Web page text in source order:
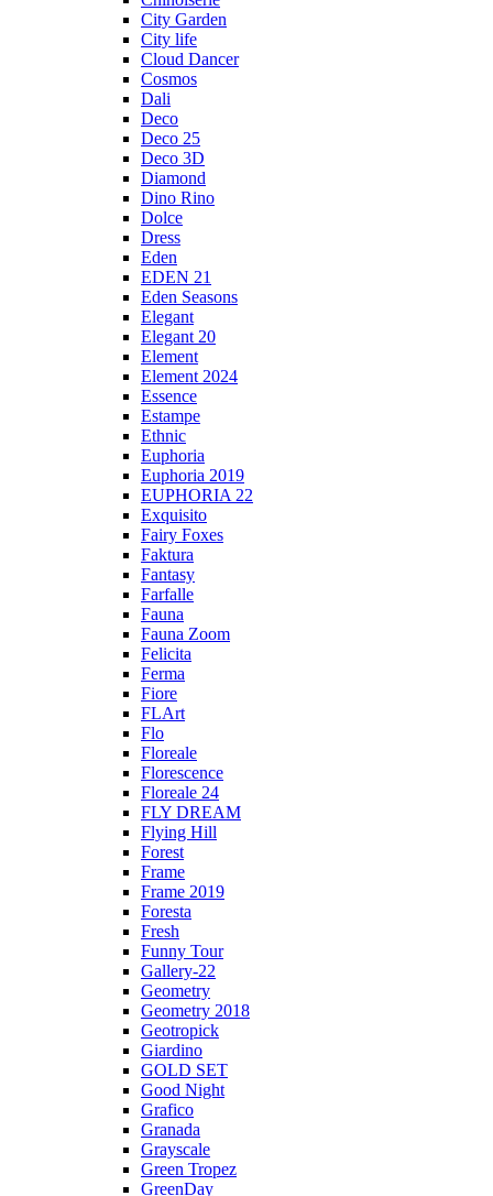
City Garden
City life
Cloud Dancer
Cosmos
Dali
Deco
Deco 25
Deco 3D
Diamond
Dino Rino
Dolce
Dress
Eden
EDEN 21
Eden Seasons
Elegant
Elegant 20
Element
Element 2024
Essence
Estampe
Ethnic
Euphoria
Euphoria 2019
EUPHORIA 22
Exquisito
Fairy Foxes
Faktura
Fantasy
Farfalle
Fauna
Fauna Zoom
Felicita
Ferma
Fiore
FLArt
Flo
Floreale
Florescence
Floreale 24
FLY DREAM
Flying Hill
Forest
Frame
Frame 2019
Foresta
Fresh
Funny Tour
Gallery-22
Geometry
Geometry 2018
Geotropick
Giardino
GOLD SET
Good Night
Grafico
Granada
Grayscale
Green Tropez
GreenDay